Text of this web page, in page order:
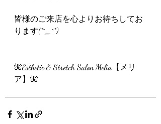
皆様のご来店を心よりお待ちしてお
ります(*^_^*)
🌺Esthetic & Stretch Salon Melia【メリ
ア】🌺